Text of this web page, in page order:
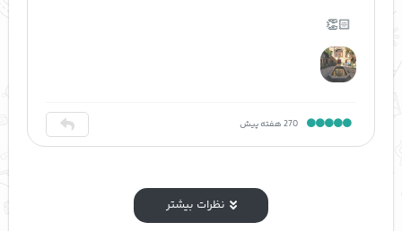
👏🏻
270 هفته پیش
نظرات بیشتر